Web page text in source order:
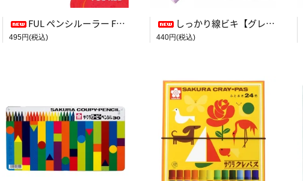
FUL ペンシルーラー FUL RED
495円(税込)
しっかり線ビキ【グレープ】
440円(税込)